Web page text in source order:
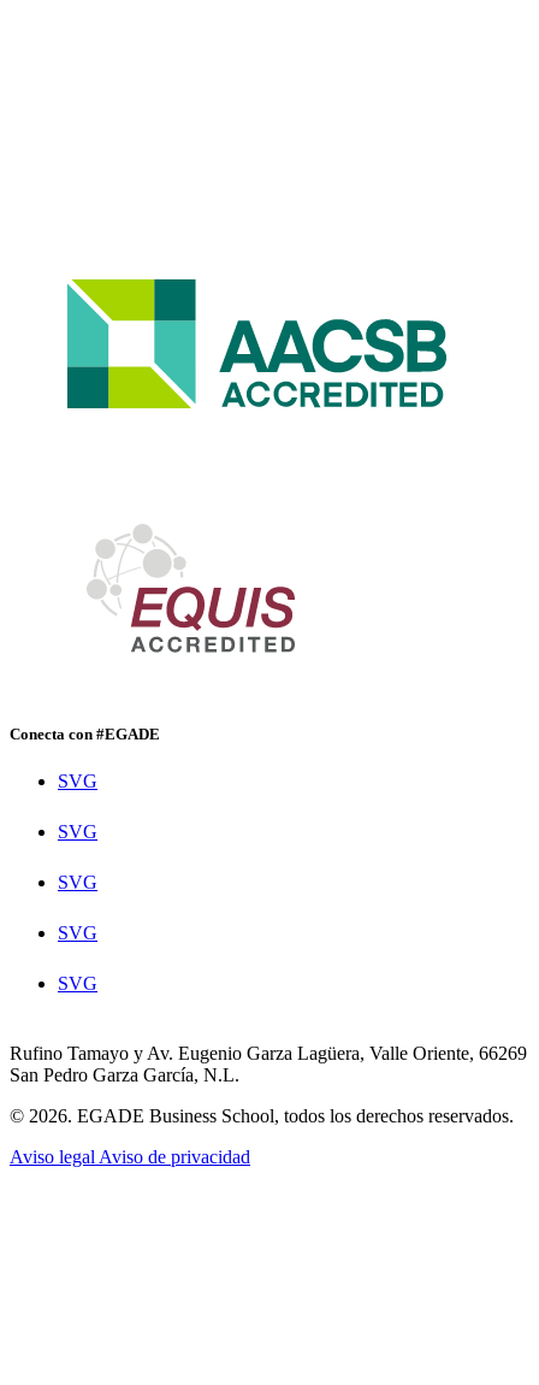
Conecta con #EGADE
SVG
SVG
SVG
SVG
SVG
Rufino Tamayo y Av. Eugenio Garza Lagüera, Valle Oriente, 66269
San Pedro Garza García, N.L.
© 2026. EGADE Business School, todos los derechos reservados.
Aviso legal Aviso de privacidad